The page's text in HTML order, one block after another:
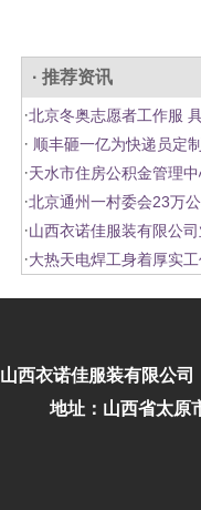
· 推荐资讯
·北京冬奥志愿者工作服
· 顺丰砸一亿为快递员定
·天水市住房公积金管理
·北京通州一村委会23万
·山西衣诺佳服装有限公
·大热天电焊工身着厚实
山西衣诺佳服装有限公司
地址：山西省太原